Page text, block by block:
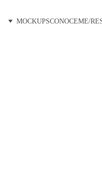
MOCKUPSCONOCEME/